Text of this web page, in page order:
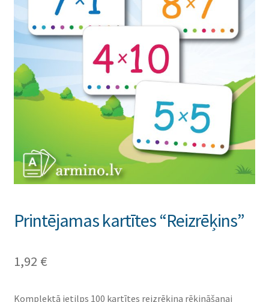
Printējamas kartītes “Reizrēķins”
1,92 €
Komplektā ietilps 100 kartītes reizrēķina rēķināšanai